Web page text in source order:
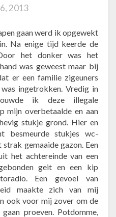
e
R
2013
gaan werd ik opgewekt
Na enige tijd keerde de
het donker was het
was geweest maar bij
er een familie zigeuners
ingetrokken. Vredig in
ik deze illegale
mijn overbetaalde en aan
stukje grond. Hier en
besmeurde stukjes wc-
gemaaide gazon. Een
het achtereinde van een
geit en een kip
Een gevoel van
maakte zich van mij
ook voor mij zover om de
proeven. Potdomme,